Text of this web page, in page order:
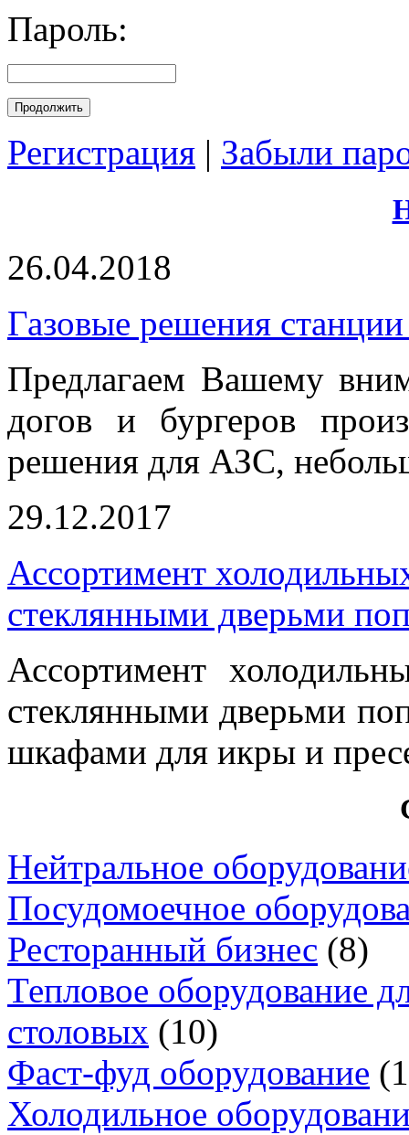
Пароль:
Продолжить
Регистрация | Забыли
26.04.2018
Газовые решения
Предлагаем Вашему
догов и бургеров
решения для АЗС,
29.12.2017
Ассортимент
стеклянными дверьми
Ассортимент
стеклянными дверьми
шкафами для икры и
Нейтральное
Посудомоечное
Ресторанный бизнес (8)
Тепловое оборудование
столовых (10)
Фаст-фуд оборудование
Холодильное